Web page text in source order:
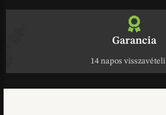
Garancia
14 napos visszavételi